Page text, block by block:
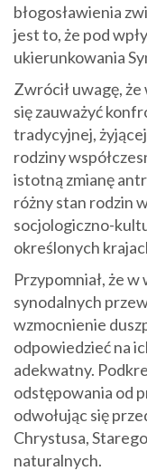
błogosławienia
jest to, że pod
ukierunkowania
Zwrócił uwagę,
się zauważyć
tradycyjnej,
rodziny
istotną zmianę
różny stan rodzin
socjologiczno-
określonych
Przypomniał, że
synodalnych
wzmocnienie
odpowiedzieć na
adekwatny.
odstępowania od
odwołując się
Chrystusa,
naturalnych.